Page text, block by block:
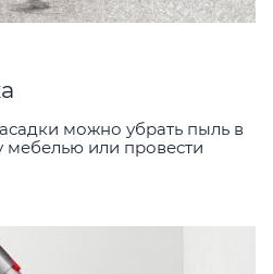
можно убрать пыль в
или провести